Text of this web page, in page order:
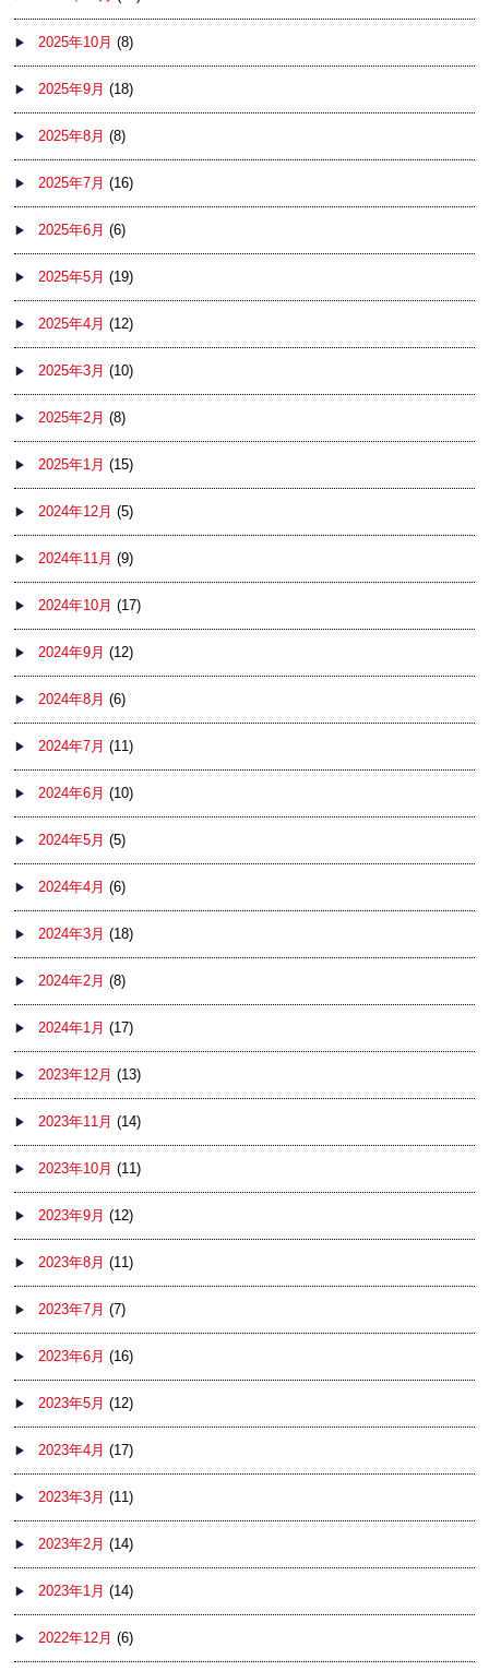
2025年10月 (8)
2025年9月 (18)
2025年8月 (8)
2025年7月 (16)
2025年6月 (6)
2025年5月 (19)
2025年4月 (12)
2025年3月 (10)
2025年2月 (8)
2025年1月 (15)
2024年12月 (5)
2024年11月 (9)
2024年10月 (17)
2024年9月 (12)
2024年8月 (6)
2024年7月 (11)
2024年6月 (10)
2024年5月 (5)
2024年4月 (6)
2024年3月 (18)
2024年2月 (8)
2024年1月 (17)
2023年12月 (13)
2023年11月 (14)
2023年10月 (11)
2023年9月 (12)
2023年8月 (11)
2023年7月 (7)
2023年6月 (16)
2023年5月 (12)
2023年4月 (17)
2023年3月 (11)
2023年2月 (14)
2023年1月 (14)
2022年12月 (6)